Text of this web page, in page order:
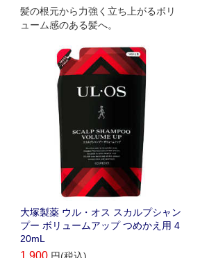
髪の根元から力強く立ち上がるボリ
ューム感のある髪へ。
大塚製薬 ウル・オス スカルプシャン
プー ボリュームアップ つめかえ用 4
20mL